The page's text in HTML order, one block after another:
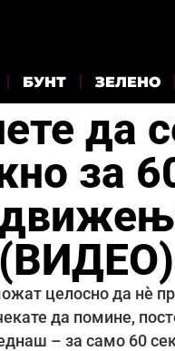
БУНТ ЗЕЛЕНО
да
за
(ВИДЕО)
целосно да нè
да помине,
– за само 60